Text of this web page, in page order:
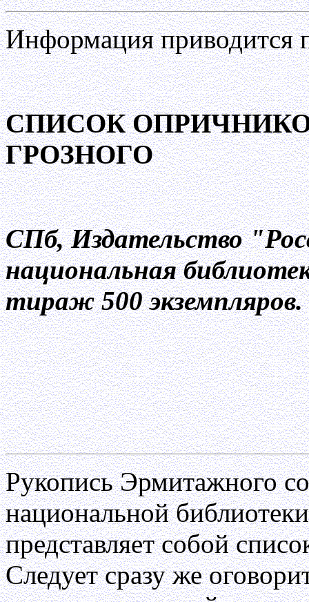
Информация приводится
СПИСОК
ГРОЗНОГО
СПб, Издательство
национальная
тираж 500 экземпляров.
Рукопись Эрмитажного
национальной
представляет собой
Следует сразу же